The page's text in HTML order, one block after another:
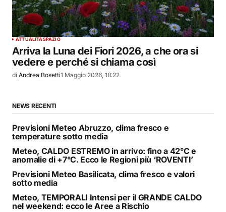
ATTUALITÀSPAZIO
Arriva la Luna dei Fiori 2026, a che ora si
vedere e perché si chiama così
di Andrea Bosetti1 Maggio 2026, 18:22
NEWS RECENTI
Previsioni Meteo Abruzzo, clima fresco e
temperature sotto media
Meteo, CALDO ESTREMO in arrivo: fino a 42°C e
anomalie di +7°C. Ecco le Regioni più ‘ROVENTI’
Previsioni Meteo Basilicata, clima fresco e valori
sotto media
Meteo, TEMPORALI Intensi per il GRANDE CALDO
nel weekend: ecco le Aree a Rischio